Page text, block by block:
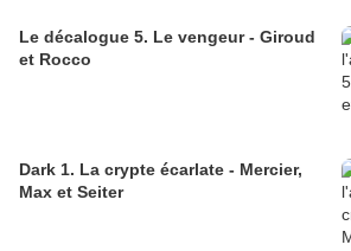
Le décalogue 5. Le vengeur - Giroud
et Rocco
Dark 1. La crypte écarlate - Mercier,
Max et Seiter